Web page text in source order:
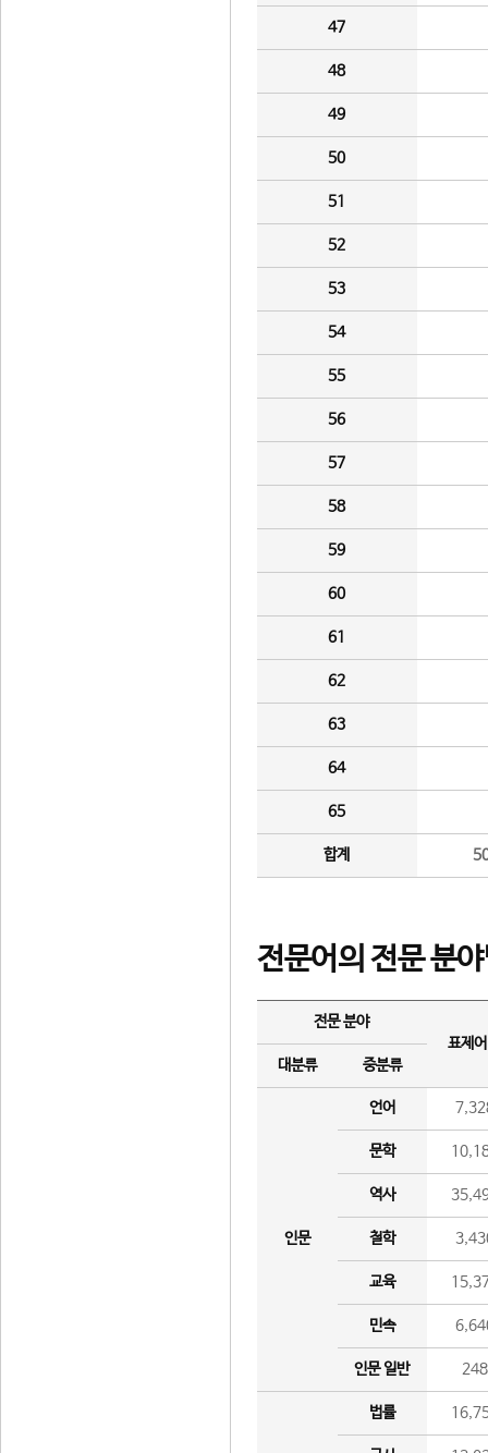
47
48
49
50
51
52
53
54
55
56
57
58
59
60
61
62
63
64
65
합계
전문어의 전문 분
전문 분야
표제
대분류
중분류
인문
언어
문학
역사
철학
교육
민속
인문 일반 248
법률